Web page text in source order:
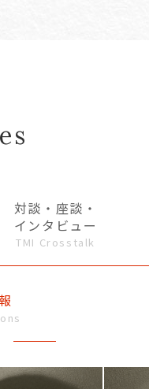
対談・座談・
インタビュー
TMI Crosstalk